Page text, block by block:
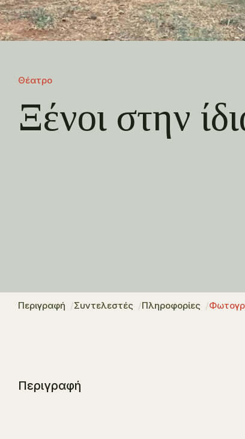
Θέατρο
Ξένοι στην
Περιγραφή Συντελεστές Πληροφορίες
Περιγραφή